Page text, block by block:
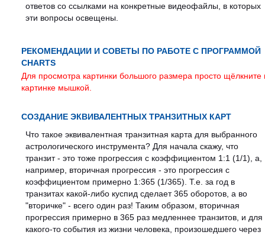
ответов со ссылками на конкретные видеофайлы, в которых
эти вопросы освещены.
РЕКОМЕНДАЦИИ И СОВЕТЫ ПО РАБОТЕ С ПРОГРАММОЙ
CHARTS
Для просмотра картинки большого размера просто щёлкните
картинке мышкой.
СОЗДАНИЕ ЭКВИВАЛЕНТНЫХ ТРАНЗИТНЫХ КАРТ
Что такое эквивалентная транзитная карта для выбранного
астрологического инструмента? Для начала скажу, что
транзит - это тоже прогрессия с коэффициентом 1:1 (1/1), а,
например, вторичная прогрессия - это прогрессия с
коэффициентом примерно 1:365 (1/365). Т.е. за год в
транзитах какой-либо куспид сделает 365 оборотов, а во
"вторичке" - всего один раз! Таким образом, вторичная
прогрессия примерно в 365 раз медленнее транзитов, и для
какого-то события из жизни человека, произошедшего через